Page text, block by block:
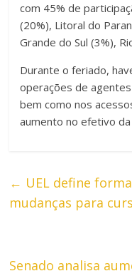
com 45% de
(20%), Litoral do
Grande do Sul (3%),
Durante o feriado,
operações de
bem como nos
aumento no efetivo da
← UEL define
mudanças para
Senado analisa